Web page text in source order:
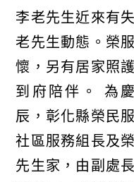
李老先生近來有
老先生動態。榮
懷，另有居家照
到府陪伴。 為
辰，彰化縣榮民
社區服務組長及
先生家，由副處